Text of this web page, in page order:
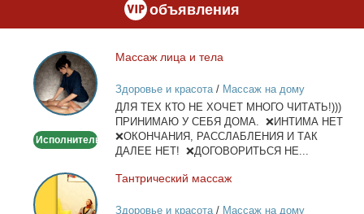
объявления
Массаж
лица
и
тела
Исполнитель
Мас­саж ли­ца и те­ла
Здоровье и красота/ Массаж на дому
ДЛЯ ТЕХ КТО НЕ ХОЧЕТ МНОГО ЧИТАТЬ!)))
ПРИНИМАЮ У СЕБЯ ДОМА. ❌ИНТИМА НЕТ
❌ОКОНЧАНИЯ, РАССЛАБЛЕНИЯ И ТАК
ДАЛЕЕ НЕТ! ❌ДОГОВОРИТЬСЯ НЕ...
Тантрический
массаж
Тан­три­че­ский мас­саж
Здоровье и красота/ Массаж на дому